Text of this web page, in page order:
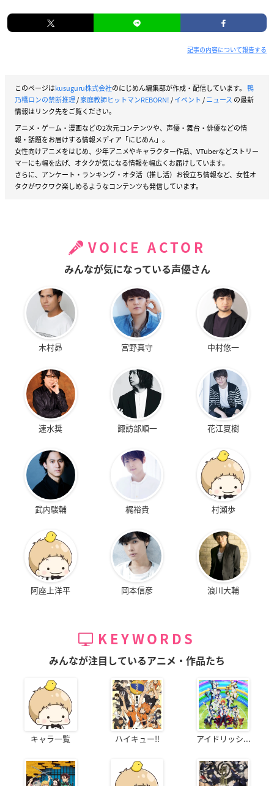
記事の内容について報告する
このページはkusuguru株式会社のにじめん編集部が作成・配信しています。 鴨
乃橋ロンの禁断推理/家庭教師ヒットマンREBORN!/イベント /ニュース の最新
情報はリンク先をご覧ください。
アニメ・ゲーム・漫画などの2次元コンテンツや、声優・舞台・俳優などの情
報・話題をお届けする情報メディア「にじめん」。
女性向けアニメをはじめ、少年アニメやキャラクター作品、VTuberなどストリー
マーにも幅を広げ、オタクが気になる情報を幅広くお届けしています。
さらに、アンケート・ランキング・オタ活（推し活）お役立ち情報など、女性オ
タクがワクワク楽しめるようなコンテンツも発信しています。
VOICE ACTOR
みんなが気になっている声優さん
木村昴 宮野真守 中村悠一
速水奨 諏訪部順一 花江夏樹
武内駿輔 梶裕貴 村瀬歩
阿座上洋平 岡本信彦 浪川大輔
KEYWORDS
みんなが注目しているアニメ・作品たち
キャラ一覧 ハイキュー!! アイドリッシ...